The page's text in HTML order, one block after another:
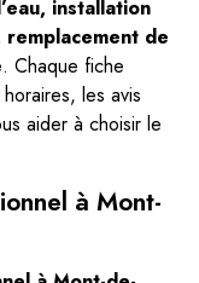
installation
de
. Chaque fiche
les avis
aider à choisir le
à Mont-